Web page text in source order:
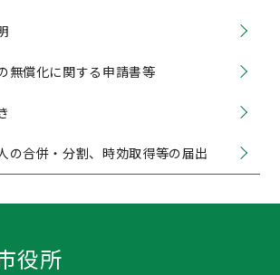
無償化に関する申請書等
の合併・分割、時効取得等の届出
役所